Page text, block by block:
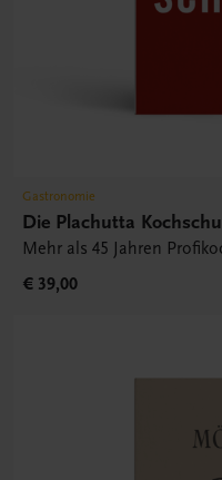
Gastronomie
Die Plachutta
Mehr als 45 Jahren
€ 39,00